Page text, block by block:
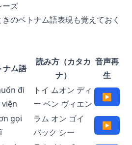
ーズ
のベトナム語表現も覚えておく
ナム語
読み方（カタカ
ナ）
音声再
生
đi
トイ ムオン ディ
ー ベン ヴィエン
▶
gọi
ラム オン ゴイ
バック シー
▶